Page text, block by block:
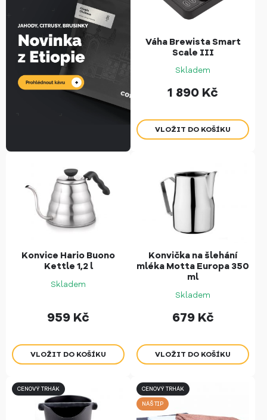
Váha Brewista Smart
Scale III
Skladem
1 890 Kč
Konvice Hario Buono
Kettle 1,2 l
Skladem
959 Kč
Konvička na šlehání
mléka Motta Europa 350
ml
Skladem
679 Kč
CENOVÝ TRHÁK CENOVÝ TRHÁK
NÁŠ TIP